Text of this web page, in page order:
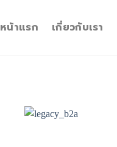
หน้าแรก เกี่ยวกับเรา